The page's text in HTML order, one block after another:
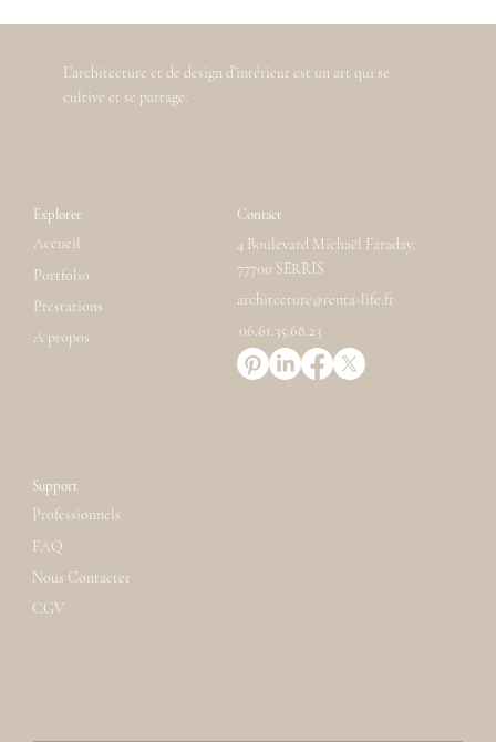
L’architecture et de design d’intérieur est un art qui se
cultive et se partage.
Support
Professionnels
FAQ
Nous Contacter
CGV
Explorer
Accueil
Prestations
Portfolio
A propos
Contact
4 Boulevard Michaël Faraday,
77700 SERRIS
architecture@renta-life.fr
06.61.35.68.23